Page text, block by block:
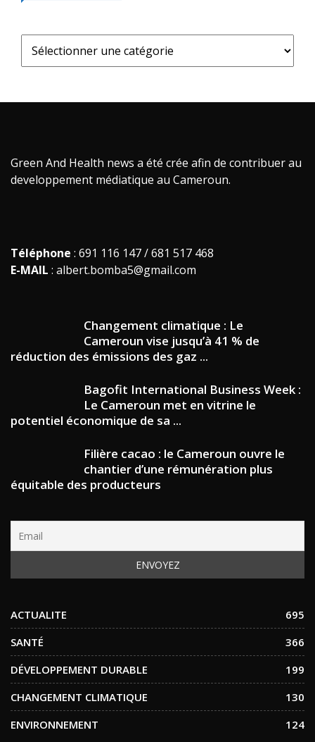
Green And Health news a été crée afin de contribuer au
developpement médiatique au Cameroun.
Téléphone : 691 116 147 / 681 517 468
E-MAIL : albert.bomba5@gmail.com
Changement climatique : Le
Cameroun vise jusqu’à 41 % de
réduction des émissions des gaz ...
Bagofit International Business Week :
Le Cameroun met en vitrine le
potentiel économique de sa ...
Filière cacao : le Cameroun ouvre le
chantier d’une rémunération plus
équitable des producteurs
ACTUALITE
695
SANTÉ
366
DÉVELOPPEMENT DURABLE
199
CHANGEMENT CLIMATIQUE
130
ENVIRONNEMENT
124